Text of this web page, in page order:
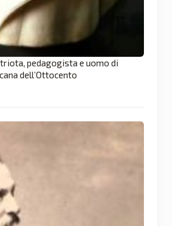
pedagogista e uomo di
dell’Ottocento